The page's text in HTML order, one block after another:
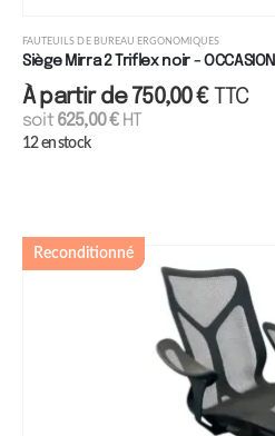
FAUTEUILS DE BUREAU ERGONOMIQUES
Siège Mirra 2 Triflex noir - OCCASION
À partir de 750,00€ TTC
soit625,00€HT
12 en stock
Reconditionné